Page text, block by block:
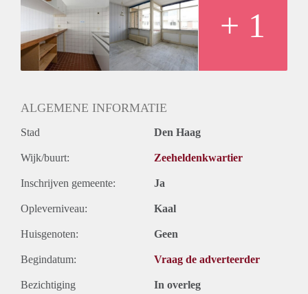
+ 1
ALGEMENE INFORMATIE
Stad Den Haag
Wijk/buurt: Zeeheldenkwartier
Inschrijven gemeente: Ja
Opleverniveau: Kaal
Huisgenoten: Geen
Begindatum: Vraag de adverteerder
Bezichtiging In overleg